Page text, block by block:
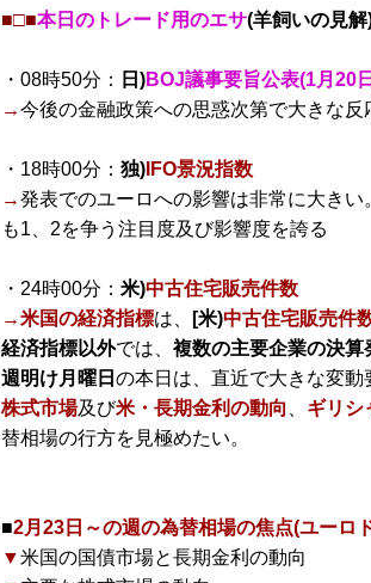
■□■本日のトレード用のエサ(羊飼いの見
・08時50分： 日)BOJ議事要旨公表(1月20
→今後の金融政策への思惑次第で大きな反
・18時00分： 独) IFO景況指数
→発表でのユーロへの影響は非常に大き
も1、2を争う注目度及び影響度を誇る
・24時00分： 米)中古住宅販売件数
→米国の経済指標は、 [米)中古住宅販売件
経済指標以外では、 複数の主要企業の決算
週明け月曜日 の本日は、直近で大きな変動
株式市場及び米・長期金利の動向 ギリシ
替相場の行方を見極めたい。
■2月23日～の週の為替相場の焦点(ユーロ
▼米国の国債市場と長期金利の動向